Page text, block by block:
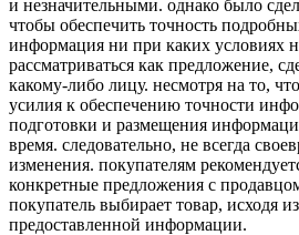
и незначительными. однако было
чтобы обеспечить точность
информация ни при каких условиях
рассматриваться как предложение,
какому-либо лицу. несмотря на то,
усилия к обеспечению точности
подготовки и размещения
время. следовательно, не всегда
изменения. покупателям
конкретные предложения с
покупатель выбирает товар, исходя
предоставленной информации.